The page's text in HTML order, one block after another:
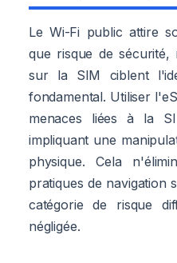
Le Wi-Fi public attire
que risque de sécurité,
sur la SIM ciblent
fondamental. Utiliser
menaces liées à la
impliquant une
physique. Cela
pratiques de navigation
catégorie de risque
négligée.